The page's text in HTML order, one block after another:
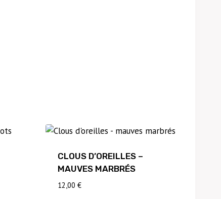
CLOUS D’OREILLES –
MAUVES MARBRÉS
12,00 €